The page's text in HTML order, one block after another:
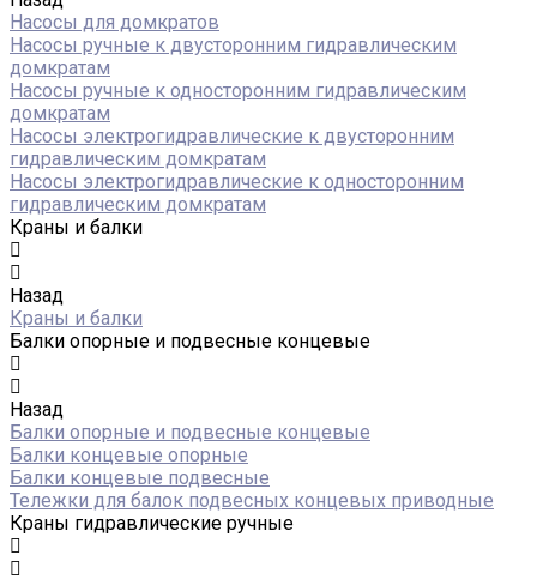
Насосы для домкратов
Насосы ручные к двусторонним гидравлическим
домкратам
Насосы ручные к односторонним гидравлическим
домкратам
Насосы электрогидравлические к двусторонним
гидравлическим домкратам
Насосы электрогидравлические к односторонним
гидравлическим домкратам
Краны и балки
Назад
Краны и балки
Балки опорные и подвесные концевые
Назад
Балки опорные и подвесные концевые
Балки концевые опорные
Балки концевые подвесные
Тележки для балок подвесных концевых приводные
Краны гидравлические ручные